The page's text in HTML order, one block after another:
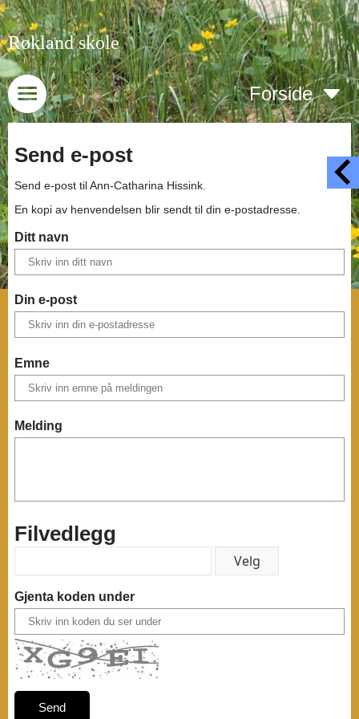
Røkland skole
Forside
Send e-post
Send e-post tilAnn-Catharina Hissink.
En kopi av henvendelsen blir sendt til din e-postadresse.
Ditt navn
Din e-post
Emne
Melding
Filvedlegg
Gjenta koden under